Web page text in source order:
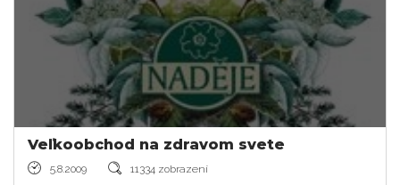
Veľkoobchod na zdravom svete
5.8.2009 11334 zobrazení